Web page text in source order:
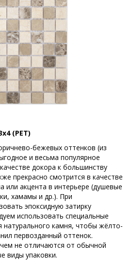
(PET)
бежевых оттенков (из
и весьма популярное
докора к большинству
прекрасно смотрится в качестве
или акцента в интерьере (душевые
хамамы и др.). При
эпоксидную затирку
использовать специальные
натурального камня, чтобы жёлто-
первозданный оттенок.
не отличаются от обычной
виды упаковки.